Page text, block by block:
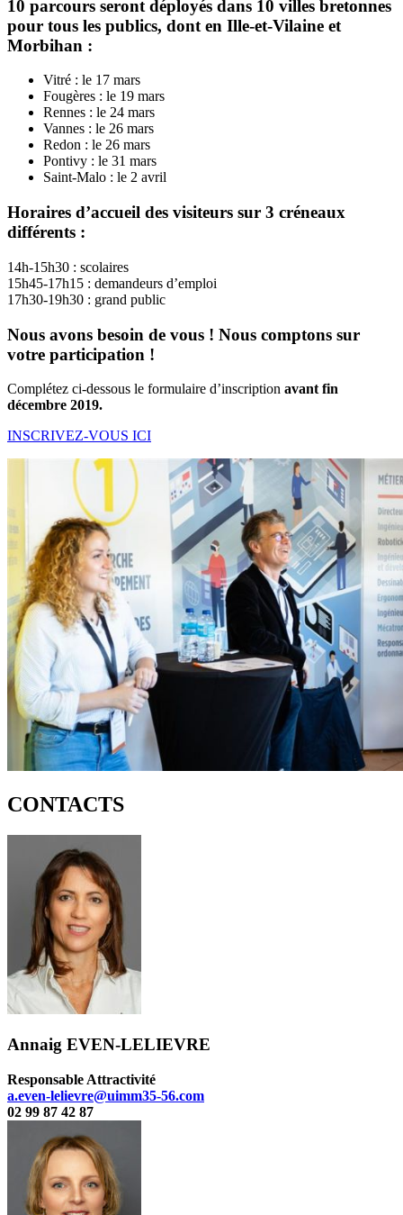
10 parcours seront déployés dans 10 villes bretonnes
pour tous les publics, dont en Ille-et-Vilaine et
Morbihan :
Vitré : le 17 mars
Fougères : le 19 mars
Rennes : le 24 mars
Vannes : le 26 mars
Redon : le 26 mars
Pontivy : le 31 mars
Saint-Malo : le 2 avril
Horaires d’accueil des visiteurs sur 3 créneaux
différents :
14h-15h30 : scolaires
15h45-17h15 : demandeurs d’emploi
17h30-19h30 : grand public
Nous avons besoin de vous ! Nous comptons sur
votre participation !
Complétez ci-dessous le formulaire d’inscription avant fin
décembre 2019.
INSCRIVEZ-VOUS ICI
CONTACTS
Annaig EVEN-LELIEVRE
Responsable Attractivité
a.even-lelievre@uimm35-56.com
02 99 87 42 87